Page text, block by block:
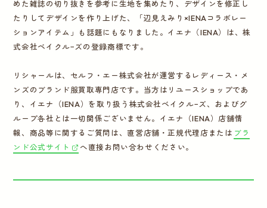
めた雑誌の切り抜きを参考に生地を集めたり、デザインを修正し
たりしてデザインを作り上げた、「辺見えみり×IENAコラボレー
ションアイテム」も話題にもなりました。イエナ（IENA）は、株
式会社ベイクル−ズの登録商標です。
リシャールは、セルフ・エー株式会社が運営するレディース・メ
ンズのブランド服買取専門店です。当方はリユースショップであ
り、イエナ（IENA）を取り扱う株式会社ベイクル−ズ、およびグ
ループ各社とは一切関係ございません。イエナ（IENA）店舗情
報、商品等に関するご質問は、直営店舗・正規代理店または ブラ
ンド公式サイト
へ直接お問い合わせください。